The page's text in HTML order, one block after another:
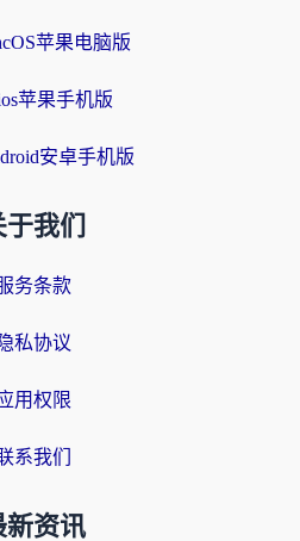
苹果电脑版
苹果手机版
安卓手机版
于我们
务条款
隐私协议
用权限
系我们
新资讯